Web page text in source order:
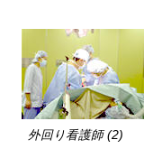
外回り看護師 (2)